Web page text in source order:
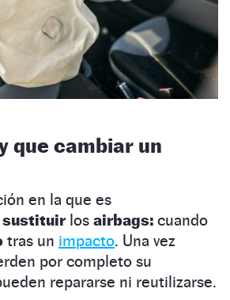
que cambiar un
en la que es
sustituir los airbags: cuando
tras un impacto. Una vez
por completo su
repararse ni reutilizarse.